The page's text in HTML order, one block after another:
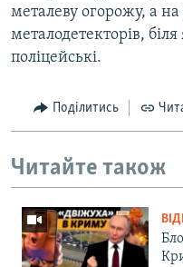
металеву огорожу, а
металодетекторів,
поліцейські.
Поділитись
Читайте також